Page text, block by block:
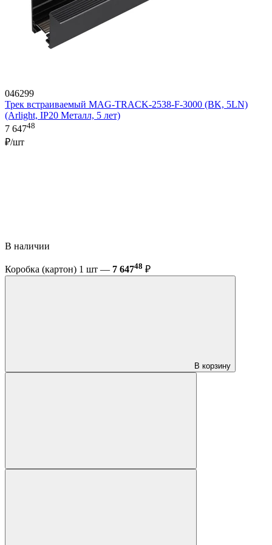
046299
Трек встраиваемый MAG-TRACK-2538-F-3000 (BK, 5LN)
(Arlight, IP20 Металл, 5 лет)
7 64748
₽/шт
В наличии
Коробка (картон) 1 шт — 7 64748 ₽
В корзину